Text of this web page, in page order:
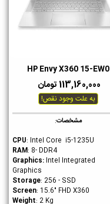
HP Envy X360 15-EW0
113,160,000 تومان
به علت وجود نقص!
مشخصات:
CPU: Intel Core i5-1235U
RAM: 8- DDR4
Graphics: Intel Integrated
Graphics
Storage: 256 - SSD
Screen: 15.6" FHD X360
Weight: 2 Kg